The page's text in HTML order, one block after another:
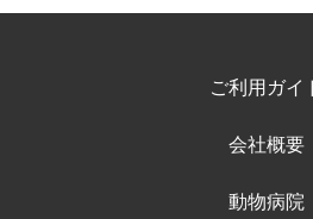
ご利用ガイ
会社概要
動物病院